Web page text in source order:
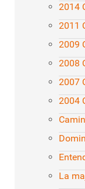
2014
2011
2009
2008
2007
2004
La